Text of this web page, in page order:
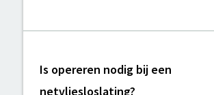
Is opereren nodig bij een
netvliesloslating?